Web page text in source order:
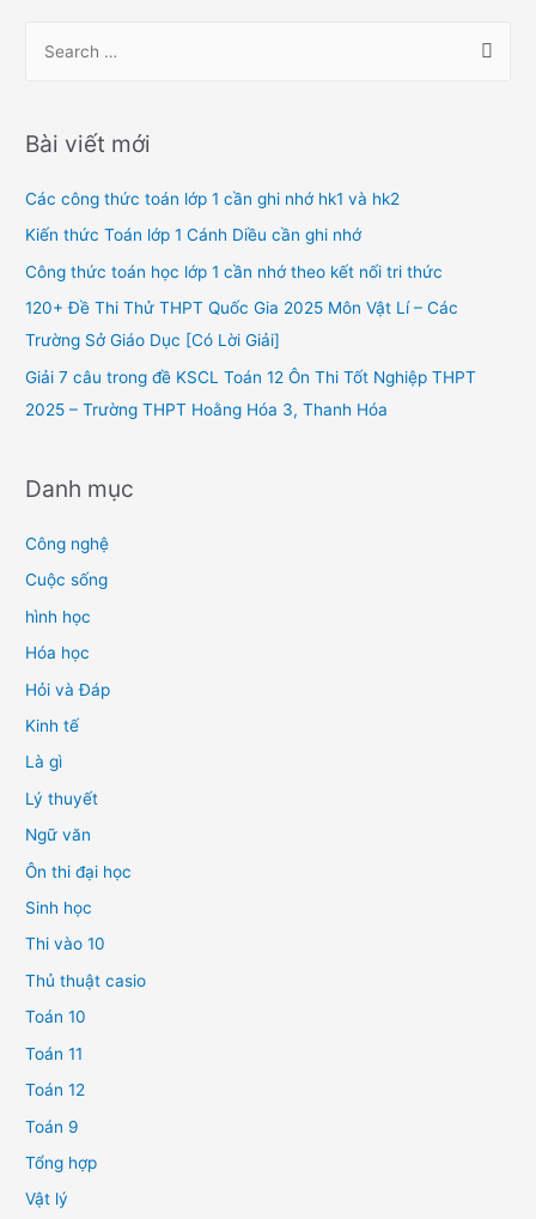
r
h
f
o
Bài viết mới
Các công thức toán lớp 1 cần ghi nhớ hk1 và hk2
Kiến thức Toán lớp 1 Cánh Diều cần ghi nhớ
Công thức toán học lớp 1 cần nhớ theo kết nối tri thức
120+ Đề Thi Thử THPT Quốc Gia 2025 Môn Vật Lí – Các
Trường Sở Giáo Dục [Có Lời Giải]
Giải 7 câu trong đề KSCL Toán 12 Ôn Thi Tốt Nghiệp THPT
2025 – Trường THPT Hoằng Hóa 3, Thanh Hóa
Danh mục
Công nghệ
Cuộc sống
hình học
Hóa học
Hỏi và Đáp
Kinh tế
Là gì
Lý thuyết
Ngữ văn
Ôn thi đại học
Sinh học
Thi vào 10
Thủ thuật casio
Toán 10
Toán 11
Toán 12
Toán 9
Tổng hợp
Vật lý